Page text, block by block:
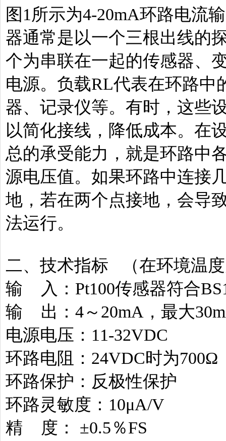
图1所示为4-20mA环路电流
器通常是以一个三根出线的
个为串联在一起的传感器、
电源。负载RL代表在环路中
器、记录仪等。有时，这些
以简化接线，降低成本。在
总的承受能力，就是环路中
源电压值。如果环路中连接
地，若在两个点接地，会导
法运行。
二、技术指标 （在环境温
输 入：Pt100传感器符合
输 出：4～20mA，最大
电源电压：11-32VDC
环路电阻：24VDC时为700Ω
环路保护：反极性保护
环路灵敏度：10μA/V
精 度： ±0.5％FS